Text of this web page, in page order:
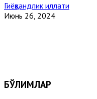
Гиёҳвандлик иллати
Июнь 26, 2024
БЎЛИМЛАР